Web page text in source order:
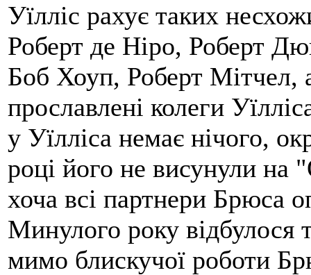
Уїлліс рахує таких
Роберт де Ніро, Роберт
Боб Хоуп, Роберт Мітчел,
прославлені колеги
у Уїлліса немає нічого,
році його не висунули на
хоча всі партнери Брюса
Минулого року відбулося
мимо блискучої роботи